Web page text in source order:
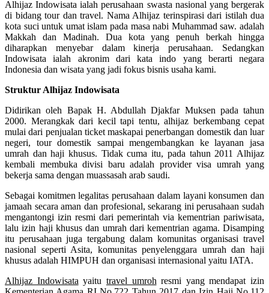
Alhijaz Indowisata ialah perusahaan swasta nasional yang bergerak
di bidang tour dan travel. Nama Alhijaz terinspirasi dari istilah dua
kota suci untuk umat islam pada masa nabi Muhammad saw. adalah
Makkah dan Madinah. Dua kota yang penuh berkah hingga
diharapkan menyebar dalam kinerja perusahaan. Sedangkan
Indowisata ialah akronim dari kata indo yang berarti negara
Indonesia dan wisata yang jadi fokus bisnis usaha kami.
Struktur Alhijaz Indowisata
Didirikan oleh Bapak H. Abdullah Djakfar Muksen pada tahun
2000. Merangkak dari kecil tapi tentu, alhijaz berkembang cepat
mulai dari penjualan ticket maskapai penerbangan domestik dan luar
negeri, tour domestik sampai mengembangkan ke layanan jasa
umrah dan haji khusus. Tidak cuma itu, pada tahun 2011 Alhijaz
kembali membuka divisi baru adalah provider visa umrah yang
bekerja sama dengan muassasah arab saudi.
Sebagai komitmen legalitas perusahaan dalam layani konsumen dan
jamaah secara aman dan profesional, sekarang ini perusahaan sudah
mengantongi izin resmi dari pemerintah via kementrian pariwisata,
lalu izin haji khusus dan umrah dari kementrian agama. Disamping
itu perusahaan juga tergabung dalam komunitas organisasi travel
nasional seperti Asita, komunitas penyelenggara umrah dan haji
khusus adalah HIMPUH dan organisasi internasional yaitu IATA.
Alhijaz Indowisata yaitu travel umroh resmi yang mendapat izin